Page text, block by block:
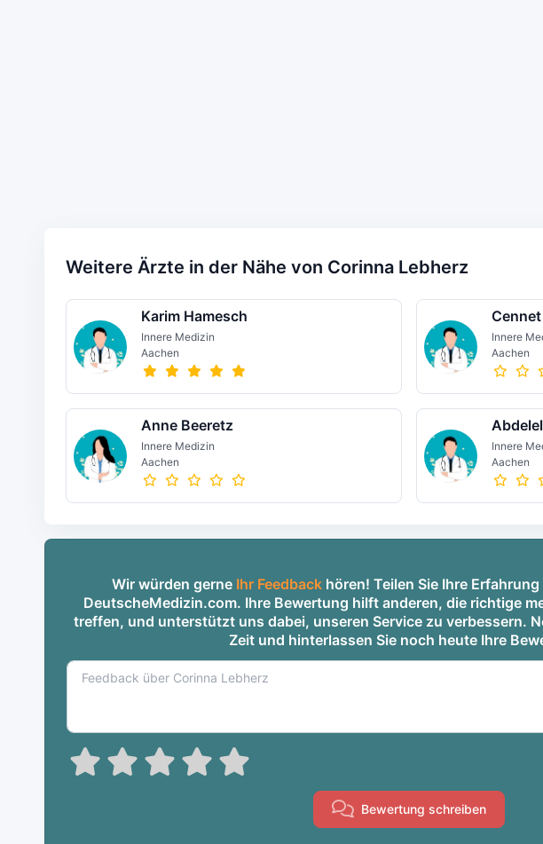
Weitere Ärzte in der Nähe von Corinna Lebherz
Karim Hamesch
Innere Medizin
Aachen
Innere
Aachen
Anne Beeretz
Innere Medizin
Aachen
Innere
Aachen
Wir würden gerne Ihr Feedbackhören! Teilen Sie Ihre
DeutscheMedizin.com. Ihre Bewertung hilft anderen, die richtige
treffen, und unterstützt uns dabei, unseren Service zu verbessern.
Zeit und hinterlassen Sie noch heute Ihre
Bewertung schreiben